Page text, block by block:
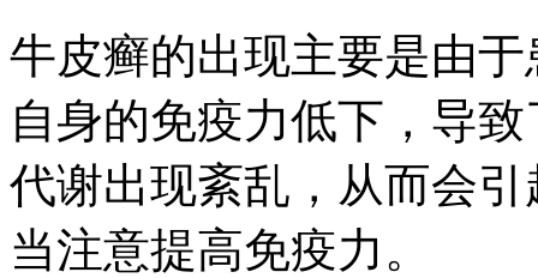
牛皮癣的出现主要是由
自身的免疫力低下，导
代谢出现紊乱，从而会
当注意提高免疫力。